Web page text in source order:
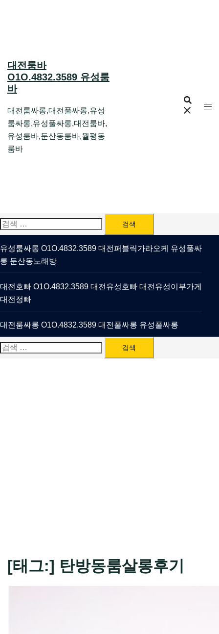
대전룸바
O1O.4832.3589 유성룸
바
대전룸싸롱,대전풀싸롱,유성
룸싸롱,유성풀싸롱,대전룸바,
유성룸바,둔산동룸바,월평동
룸바
검
색:
유성룸싸롱 O1O.4832.3589 대전퍼블릭가라오케 유성풀싸
롱 둔산동노래방
대전호빠 O1O.4832.3589 대전유성호빠 대전유성이부가게
대전정빠
대전룸싸롱 O1O.4832.3589 대전풀싸롱 유성풀싸롱
검
[태그:] 탄방동룸살롱후기